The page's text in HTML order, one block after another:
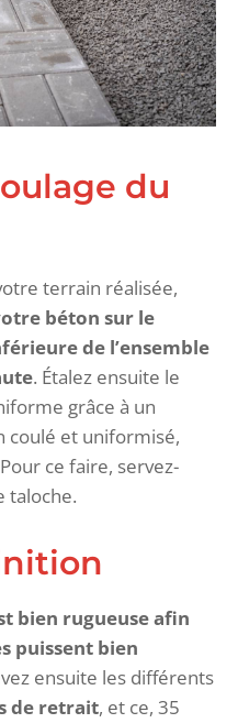
du
terrain réalisée,
béton sur le
de l’ensemble
. Étalez ensuite le
grâce à un
coulé et uniformisé,
ce faire, servez-
taloche.
bien rugueuse afin
puissent bien
ensuite les différents
de retrait, et ce, 35